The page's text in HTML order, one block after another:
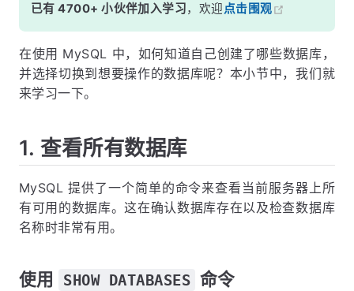
已有 4700+ 小伙伴加入学习，欢迎点击围观
在使用 MySQL 中，如何知道自己创建了哪些数据库，
并选择切换到想要操作的数据库呢？本小节中，我们就
来学习一下。
1. 查看所有数据库
MySQL 提供了一个简单的命令来查看当前服务器上所
有可用的数据库。这在确认数据库存在以及检查数据库
名称时非常有用。
使用 SHOW DATABASES 命令